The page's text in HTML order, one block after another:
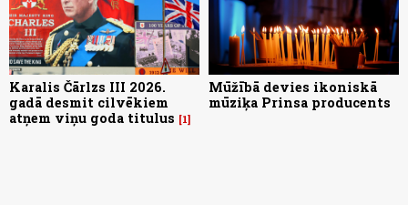
Karalis Čārlzs III 2026.
gadā desmit cilvēkiem
atņem viņu goda titulus
1
Mūžībā devies ikoniskā
mūziķa Prinsa producents